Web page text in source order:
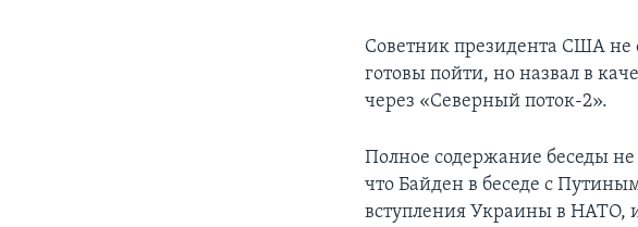
Советник президента США
готовы пойти, но назвал в
через «Северный поток-2».
Полное содержание беседы
что Байден в беседе с
вступления Украины в НАТО,